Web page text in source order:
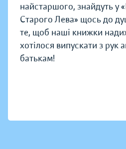
найстаршого, знайдуть у
Старого Лева» щось до
те, щоб наші книжки
хотілося випускати з рук
батькам!